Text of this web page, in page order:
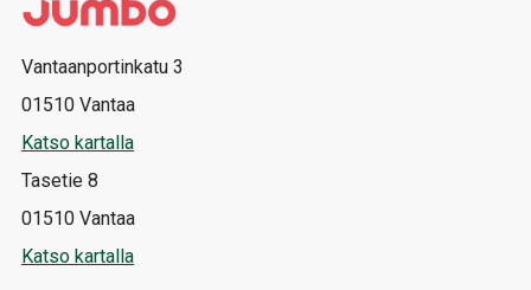
Vantaanportinkatu 3
01510 Vantaa
Katso kartalla
Tasetie 8
01510 Vantaa
Katso kartalla